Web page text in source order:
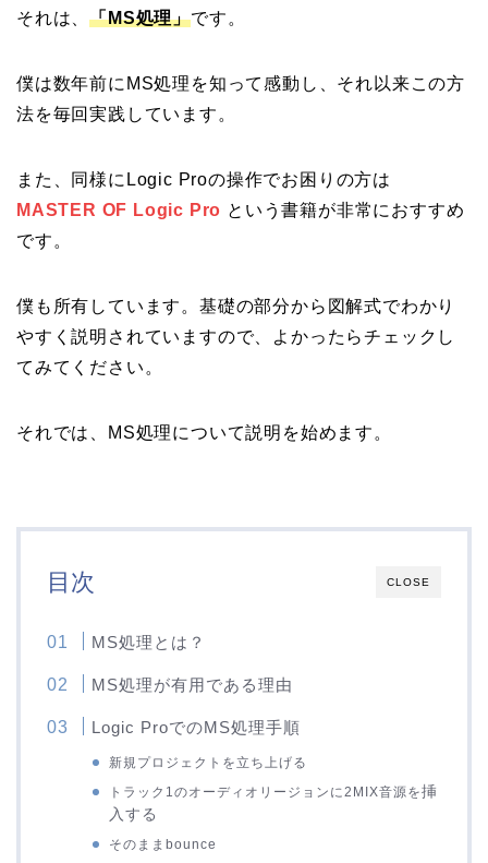
それは、「MS処理」です。
僕は数年前にMS処理を知って感動し、それ以来この方
法を毎回実践しています。
また、同様にLogic Proの操作でお困りの方は
MASTER OF Logic Pro という書籍が非常におすすめ
です。
僕も所有しています。基礎の部分から図解式でわかり
やすく説明されていますので、よかったらチェックし
てみてください。
それでは、MS処理について説明を始めます。
CLOSE
目次
MS処理とは？
MS処理が有用である理由
Logic ProでのMS処理手順
新規プロジェクトを立ち上げる
トラック1のオーディオリージョンに2MIX音源を挿
入する
そのままbounce